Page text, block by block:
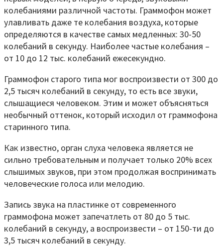
колебаниями различной частоты. Граммофон может
улавливать даже те колебания воздуха, которые
определяются в качестве самых медленных: 30-50
колебаний в секунду. Наиболее частые колебания –
от 10 до 12 тыс. колебаний ежесекундно.
Граммофон старого типа мог воспроизвести от 300 до
2,5 тысяч колебаний в секунду, то есть все звуки,
слышащиеся человеком. Этим и может объясняться
необычный оттенок, который исходил от граммофона
старинного типа.
Как известно, орган слуха человека является не
сильно требовательным и получает только 20% всех
слышимых звуков, при этом продолжая воспринимать
человеческие голоса или мелодию.
Запись звука на пластинке от современного
граммофона может запечатлеть от 80 до 5 тыс.
колебаний в секунду, а воспроизвести – от 150-ти до
3,5 тысяч колебаний в секунду.